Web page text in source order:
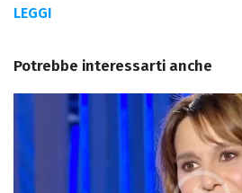
LEGGI
Potrebbe interessarti anche